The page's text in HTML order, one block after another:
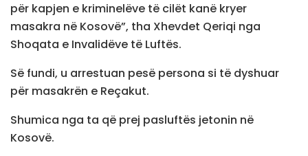
për kapjen e kriminelëve të cilët kanë kryer
masakra në Kosovë”, tha Xhevdet Qeriqi nga
Shoqata e Invalidëve të Luftës.
Së fundi, u arrestuan pesë persona si të dyshuar
për masakrën e Reçakut.
Shumica nga ta që prej pasluftës jetonin në
Kosovë.